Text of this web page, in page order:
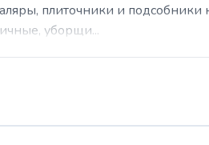
плиточники и подсобники
уборщи...